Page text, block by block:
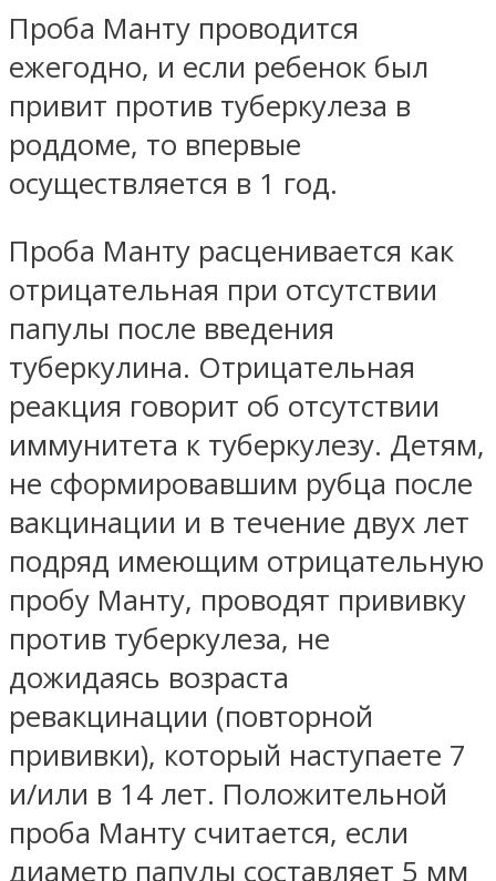
Проба Манту проводится
ежегодно, и если ребенок был
привит против туберкулеза в
роддоме, то впервые
осуществляется в 1 год.
Проба Манту расценивается как
отрицательная при отсутствии
папулы после введения
туберкулина. Отрицательная
реакция говорит об отсутствии
иммунитета к туберкулезу. Детям,
не сформировавшим рубца после
вакцинации и в течение двух лет
подряд имеющим отрицательную
пробу Манту, проводят прививку
против туберкулеза, не
дожидаясь возраста
ревакцинации (повторной
прививки), который наступаете 7
и/или в 14 лет. Положительной
проба Манту считается, если
диаметр папулы составляет 5 мм